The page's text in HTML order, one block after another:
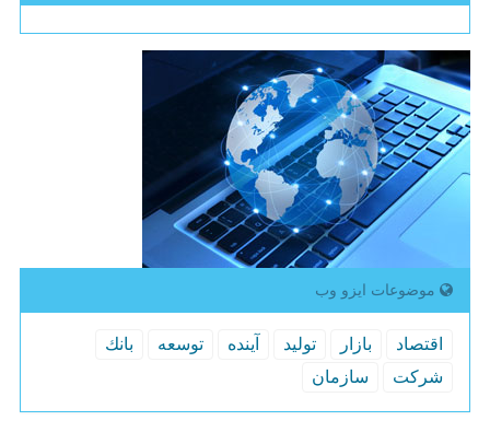
موضوعات ایزو وب
اقتصاد بازار تولید آینده توسعه
بانك
شركت
سازمان